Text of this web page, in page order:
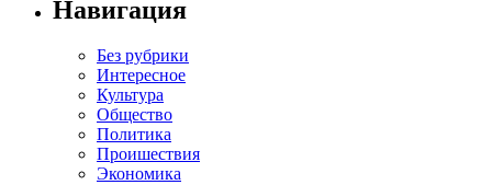
Навигация
Без рубрики
Интересное
Культура
Общество
Политика
Проишествия
Экономика